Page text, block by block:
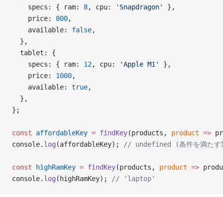
    specs: { ram:
8, cpu: 'Snapdragon'
},
    price:
800,
    available:
false,
  },
  tablet: {
    specs: { ram:
12, cpu: 'Apple M1'
},
    price:
1000,
    available:
true,
  },
};
const affordableKey = findKey(products, product =>
console. log (affordableKey); // undefined (条件を満たす
const highRamKey = findKey(products, product =>
console. log (highRamKey); // 'laptop'